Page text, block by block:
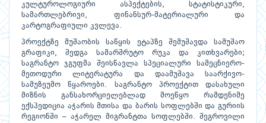
კულტუროლოგიური ასპექტების, სტატისტიკური,
სამართლებრივი, ფინანსურ-მატერიალური და
კარტოგრაფიული კვლევა.
პროექტზე მუშაობის საწყის ეტაპზე შემუშავდა სამუშაო
გრაფიკი, შედგა სამარშრუტო რუკა და კითხვარები;
საგრანტო ჯგუფმა შეისწავლა სპეციალური სამეცნიერო-
მეთოდური ლიტერატურა და დაამუშავა საარქივო-
სამუზეუმო წყაროები. საგრანტო პროექტით დასახული
მიზნის განსახორციელებლად მოეწყო რამდენიმე
ექსპედიცია აჭარის მთისა და ბარის სოფლებში და გურიის
რეგიონში – აჭარელ მიგრანტთა სოფლებში. შეგროვილი